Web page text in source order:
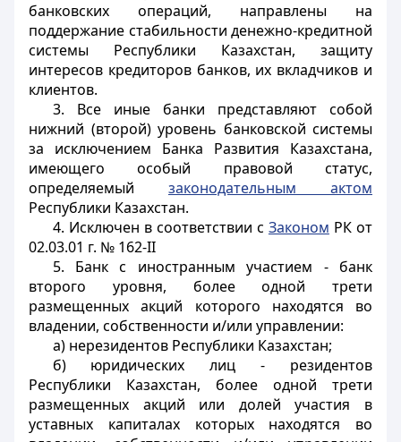
банковских операций, направлены на
поддержание стабильности денежно-кредитной
системы Республики Казахстан, защиту
интересов кредиторов банков, их вкладчиков и
клиентов.
3. Все иные банки представляют собой
нижний (второй) уровень банковской системы
за исключением Банка Развития Казахстана,
имеющего особый правовой статус,
определяемый законодательным актом
Республики Казахстан.
4. Исключен в соответствии с Законом РК от
02.03.01 г. № 162-II
5. Банк с иностранным участием - банк
второго уровня, более одной трети
размещенныхакций которого находятся во
владении, собственности и/или управлении:
а) нерезидентов Республики Казахстан;
б) юридических лиц - резидентов
Республики Казахстан, более одной трети
размещенных акций или долей участия в
уставных капиталахкоторых находятся во